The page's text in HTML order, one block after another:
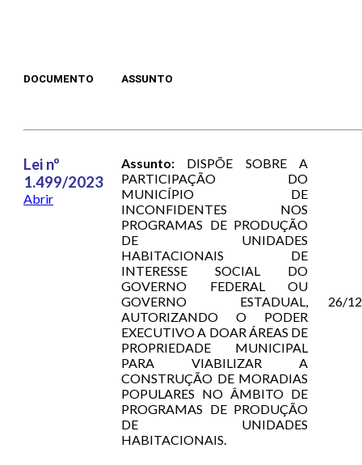
DOCUMENTO ASSUNTO
Lei nº
1.499/2023
Abrir
Assunto: DISPÕE SOBRE A
PARTICIPAÇÃO DO
MUNICÍPIO DE
INCONFIDENTES NOS
PROGRAMAS DE PRODUÇÃO
DE UNIDADES
HABITACIONAIS DE
INTERESSE SOCIAL DO
GOVERNO FEDERAL OU
GOVERNO ESTADUAL,
AUTORIZANDO O PODER
EXECUTIVO A DOAR ÁREAS DE
PROPRIEDADE MUNICIPAL
PARA VIABILIZAR A
CONSTRUÇÃO DE MORADIAS
POPULARES NO ÂMBITO DE
PROGRAMAS DE PRODUÇÃO
DE UNIDADES
HABITACIONAIS.
26/